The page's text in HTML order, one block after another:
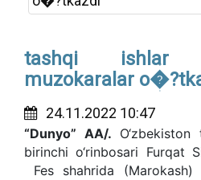
tashqi ishlar
muzokaralar
24.11.2022 10:47
“Dunyo” AA/.
birinchi o‘rinbosari Furqat
Fes shahrida (Marokash)